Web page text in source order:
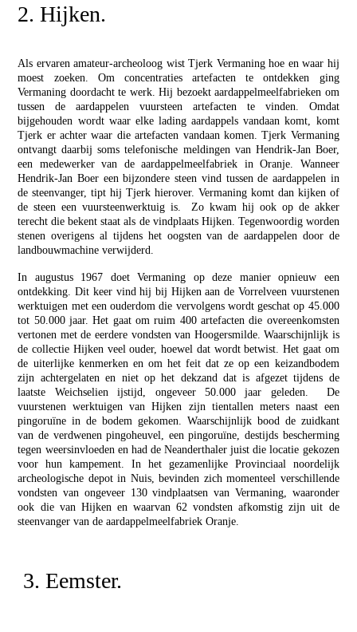
2. Hijken.
Als ervaren amateur-archeoloog wist Tjerk Vermaning hoe en waar hij
moest zoeken. Om concentraties artefacten te ontdekken ging
Vermaning doordacht te werk. Hij bezoekt aardappelmeelfabrieken om
tussen de aardappelen vuursteen artefacten te vinden. Omdat
bijgehouden wordt waar elke lading aardappels vandaan komt, komt
Tjerk er achter waar die artefacten vandaan komen. Tjerk Vermaning
ontvangt daarbij soms telefonische meldingen van Hendrik-Jan Boer,
een medewerker van de aardappelmeelfabriek in Oranje. Wanneer
Hendrik-Jan Boer een bijzondere steen vind tussen de aardappelen in
de steenvanger, tipt hij Tjerk hierover. Vermaning komt dan kijken of
de steen een vuursteenwerktuig is. Zo kwam hij ook op de akker
terecht die bekent staat als de vindplaats Hijken. Tegenwoordig worden
stenen overigens al tijdens het oogsten van de aardappelen door de
landbouwmachine verwijderd.
In augustus 1967 doet Vermaning op deze manier opnieuw een
ontdekking. Dit keer vind hij bij Hijken aan de Vorrelveen vuurstenen
werktuigen met een ouderdom die vervolgens wordt geschat op 45.000
tot 50.000 jaar. Het gaat om ruim 400 artefacten die overeenkomsten
vertonen met de eerdere vondsten van Hoogersmilde. Waarschijnlijk is
de collectie Hijken veel ouder, hoewel dat wordt betwist. Het gaat om
de uiterlijke kenmerken en om het feit dat ze op een keizandbodem
zijn achtergelaten en niet op het dekzand dat is afgezet tijdens de
laatste Weichselien ijstijd, ongeveer 50.000 jaar geleden. De
vuurstenen werktuigen van Hijken zijn tientallen meters naast een
pingoruïne in de bodem gekomen. Waarschijnlijk bood de zuidkant
van de verdwenen pingoheuvel, een pingoruïne, destijds bescherming
tegen weersinvloeden en had de Neanderthaler juist die locatie gekozen
voor hun kampement. In het gezamenlijke Provinciaal noordelijk
archeologische depot in Nuis, bevinden zich momenteel verschillende
vondsten van ongeveer 130 vindplaatsen van Vermaning, waaronder
ook die van Hijken en waarvan 62 vondsten afkomstig zijn uit de
steenvanger van de aardappelmeelfabriek Oranje.
3. Eemster.